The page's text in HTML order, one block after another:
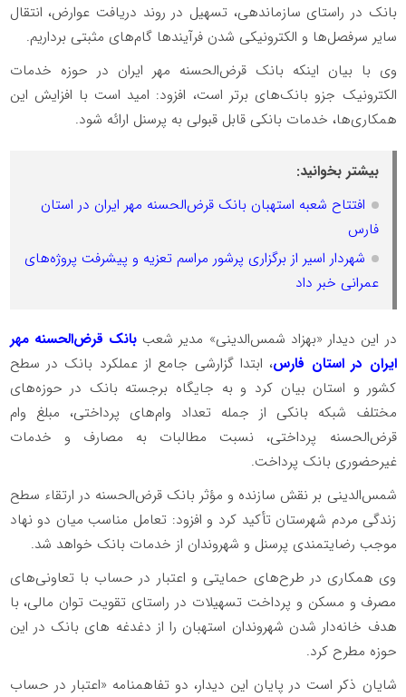
بانک در راستای سازماندهی، تسهیل در روند دریافت عوارض، انتقال
سایر سرفصل‌ها و الکترونیکی ‌شدن فرآیندها گام‌های مثبتی برداریم.
وی با بیان اینکه بانک قرض‌الحسنه مهر ایران در حوزه خدمات
الکترونیک جزو بانک‌های برتر است، افزود: امید است با افزایش این
همکاری‌ها، خدمات بانکی قابل قبولی به پرسنل ارائه شود.
بیشتر بخوانید:
افتتاح شعبه استهبان بانک قرض‌الحسنه مهر ایران در استان
فارس
شهردار اسیر از برگزاری پرشور مراسم تعزیه و پیشرفت پروژه‌های
عمرانی خبر داد
در این دیدار «بهزاد شمس‌الدینی» مدیر شعب بانک قرض‌الحسنه مهر
ایران در استان فارس، ابتدا گزارشی جامع از عملکرد بانک در سطح
کشور و استان بیان کرد و به جایگاه برجسته بانک در حوزه‌های
مختلف شبکه بانکی از جمله تعداد وام‌های پرداختی، مبلغ وام
قرض‌الحسنه پرداختی، نسبت مطالبات به مصارف و خدمات
غیرحضوری بانک پرداخت.
شمس‌الدینی بر نقش سازنده و مؤثر بانک قرض‌الحسنه در ارتقاء سطح
زندگی مردم شهرستان تأکید کرد و افزود: تعامل مناسب میان دو نهاد
موجب رضایتمندی پرسنل و شهروندان از خدمات بانک خواهد شد.
وی همکاری در طرح‌های حمایتی و اعتبار در حساب با تعاونی‌های
مصرف و مسکن و پرداخت تسهیلات در راستای تقویت توان مالی، با
هدف خانه‌دار شدن شهروندان استهبان را از دغدغه های بانک در این
حوزه مطرح کرد.
شایان ذکر است در پایان این دیدار، دو تفاهمنامه «اعتبار در حساب